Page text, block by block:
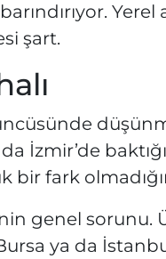
Yerel
şart.
İzmir’de
bir fark
genel sorunu.
ya da